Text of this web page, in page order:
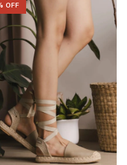
OFF